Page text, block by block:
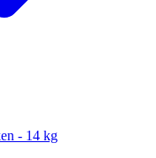
- 14 kg